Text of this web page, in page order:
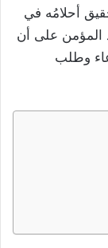
أحلامُه في
المؤمن على أن
وطلب